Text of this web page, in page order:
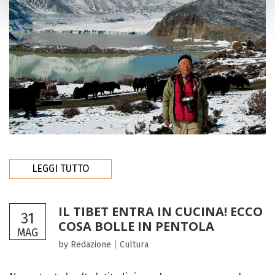
LEGGI TUTTO
31
MAG
IL TIBET ENTRA IN CUCINA! ECCO
COSA BOLLE IN PENTOLA
by Redazione Cultura